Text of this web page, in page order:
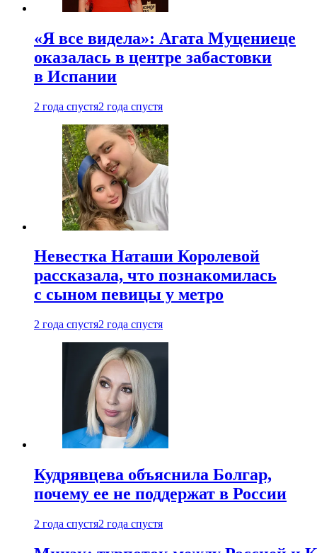
«Я все видела»: Агата Муцениеце
оказалась в центре забастовки
в Испании
2 года спустя2 года спустя
Невестка Наташи Королевой
рассказала, что познакомилась
с сыном певицы у метро
2 года спустя2 года спустя
Кудрявцева объяснила Болгар,
почему ее не поддержат в России
2 года спустя2 года спустя